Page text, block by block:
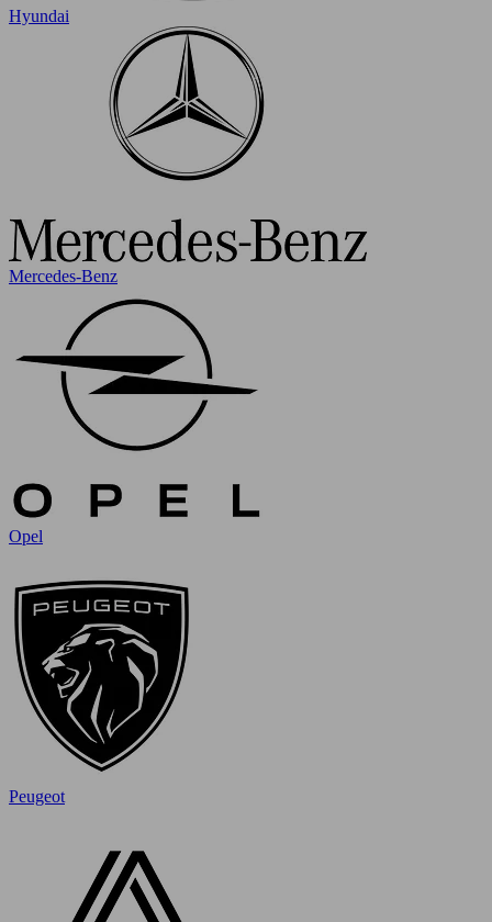
Hyundai
Mercedes-Benz
Opel
Peugeot